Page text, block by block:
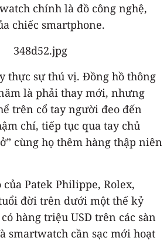
chính là đồ công nghệ,
chiếc smartphone.
thực sự thú vị. Đồng hồ thông
là phải thay mới, nhưng
trên cổ tay người đeo đến
chí, tiếp tục qua tay chủ
cùng họ thêm hàng thập niên
Patek Philippe, Rolex,
đời trên dưới một thế kỷ
hàng triệu USD trên các sàn
smartwatch cần sạc mới hoạt